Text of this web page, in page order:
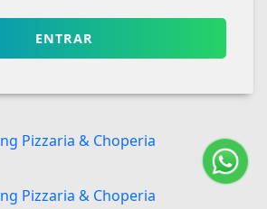
ENTRAR